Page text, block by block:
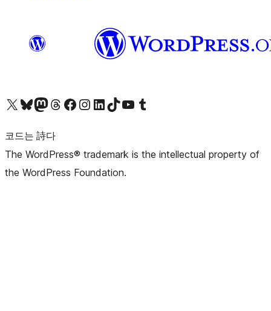
X(이전 트위터) 계정 방문하기블루스카이 계정 방문하기마스토돈 계정 방문하기스레드 계정 방문하기 페이스북 페이지 방문하기인스타그램 계정 방문하기 LinkedIn 계정 방문하기틱톡 계정 방문하기유튜브 채널 방문하기 텀블러 계정 방문하기
코드는 詩다
The WordPress® trademark is the intellectual property of
the WordPress Foundation.